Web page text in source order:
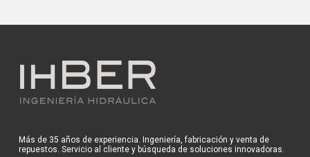
Más de 35 años de experiencia. Ingeniería, fabricación y venta de
repuestos. Servicio al cliente y búsqueda de soluciones innovadoras.